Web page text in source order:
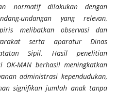
normatif dilakukan dengan
undangan yang relevan,
melibatkan observasi dan
serta aparatur Dinas
Sipil. Hasil penelitian
OK-MAN berhasil meningkatkan
administrasi kependudukan,
signifikan jumlah anak tanpa